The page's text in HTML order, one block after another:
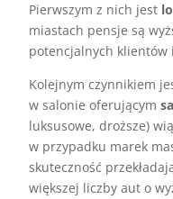
Pierwszym z nich jest
miastach pensje są
potencjalnych klientów
Kolejnym czynnikiem
w salonie oferującym
luksusowe, droższe)
w przypadku marek
skuteczność
większej liczby aut o